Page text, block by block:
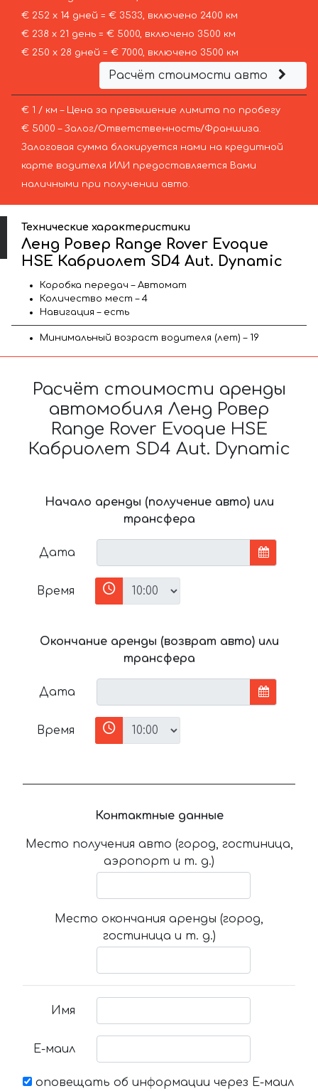
€ 252 х 14 дней = € 3533, включено 2400 км
€ 238 х 21 день = € 5000, включено 3500 км
€ 250 х 28 дней = € 7000, включено 3500 км
Расчёт стоимости авто
€ 1 / км – Цена за превышение лимита по пробегу
€ 5000 – Залог/Ответственность/Франшиза.
Залоговая сумма блокируется нами на кредитной
карте водителя ИЛИ предоставляется Вами
наличными при получении авто.
Технические характеристики
Ленд Ровер Range Rover Evoque
HSE Кабриолет SD4 Aut. Dynamic
Коробка передач – Автомат
Количество мест – 4
Навигация – есть
Минимальный возраст водителя (лет) – 19
Расчёт стоимости аренды
автомобиля Ленд Ровер
Range Rover Evoque HSE
Кабриолет SD4 Aut. Dynamic
Начало аренды (получение авто) или
трансфера
Дата
Время
Окончание аренды (возврат авто) или
трансфера
Дата
Время
Контактные данные
Место получения авто (город, гостиница,
аэропорт и т. д.)
Место окончания аренды (город,
гостиница и т. д.)
Имя
Е-маил
оповещать об информации через Е-маил